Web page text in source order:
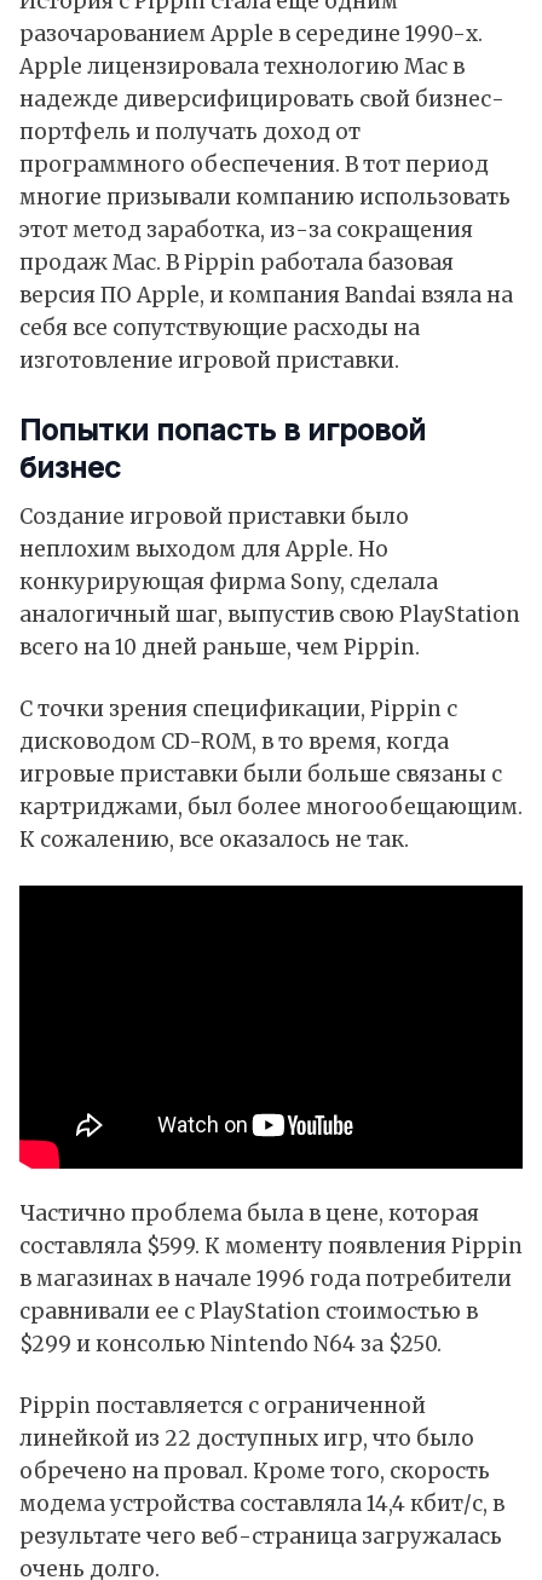
разочарованием Apple в середине 1990-х.
Apple лицензировала технологию Mac в
надежде диверсифицировать свой бизнес-
портфель и получать доход от
программного обеспечения. В тот период
многие призывали компанию использовать
этот метод заработка, из-за сокращения
продаж Mac. В Pippin работала базовая
версия ПО Apple, и компания Bandai взяла на
себя все сопутствующие расходы на
изготовление игровой приставки.
Попытки попасть в игровой
бизнес
Создание игровой приставки было
неплохим выходом для Apple. Но
конкурирующая фирма Sony, сделала
аналогичный шаг, выпустив свою PlayStation
всего на 10 дней раньше, чем Pippin.
С точки зрения спецификации, Pippin с
дисководом CD-ROM, в то время, когда
игровые приставки были больше связаны с
картриджами, был более многообещающим.
К сожалению, все оказалось не так.
Частично проблема была в цене, которая
составляла $599. К моменту появления Pippin
в магазинах в начале 1996 года потребители
сравнивали ее с PlayStation стоимостью в
$299 и консолью Nintendo N64 за $250.
Pippin поставляется с ограниченной
линейкой из 22 доступных игр, что было
обречено на провал. Кроме того, скорость
модема устройства составляла 14,4 кбит/с, в
результате чего веб-страница загружалась
очень долго.